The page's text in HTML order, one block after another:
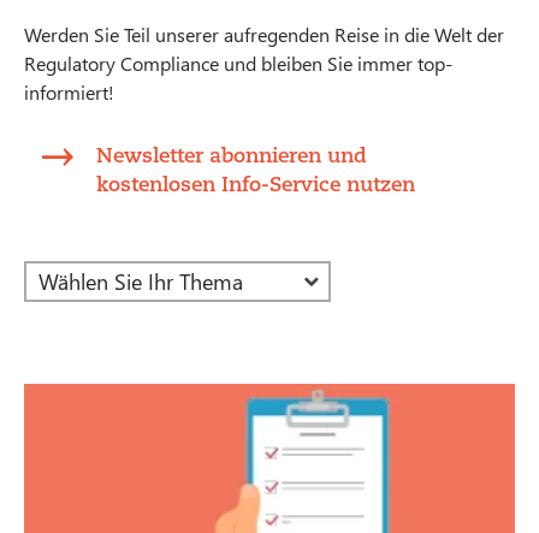
Werden Sie Teil unserer aufregenden Reise in die Welt der
Regulatory Compliance und bleiben Sie immer top-
informiert!
Newsletter abonnieren und
kostenlosen Info-Service nutzen